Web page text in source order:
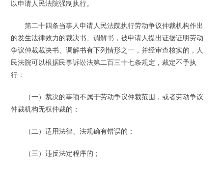
以申请人民法院强制执行。
第二十四条当事人申请人民法院执行劳动争议仲裁机构作出
的发生法律效力的裁决书、调解书，被申请人提出证据证明劳动
争议仲裁裁决书、调解书有下列情形之一，并经审查核实的，人
民法院可以根据民事诉讼法第二百三十七条规定，裁定不予执
行：
（一）裁决的事项不属于劳动争议仲裁范围，或者劳动争议
仲裁机构无权仲裁的；
（二）适用法律、法规确有错误的；
（三）违反法定程序的；